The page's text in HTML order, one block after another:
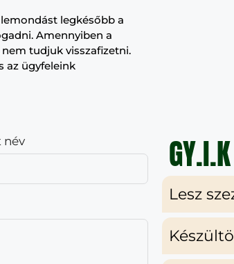
legkésőbb a
Amennyiben a
tudjuk visszafizetni.
az ügyfeleink
név GY.I.K
Lesz